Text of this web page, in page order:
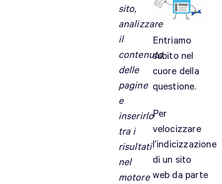
sito,
analizzare
il
contenuto
delle
pagine
e
inserirlo
tra i
risultati
nel
motore
Entriamo
subito nel
cuore della
questione.
Per
velocizzare
l’indicizzazione
di un sito
web da parte